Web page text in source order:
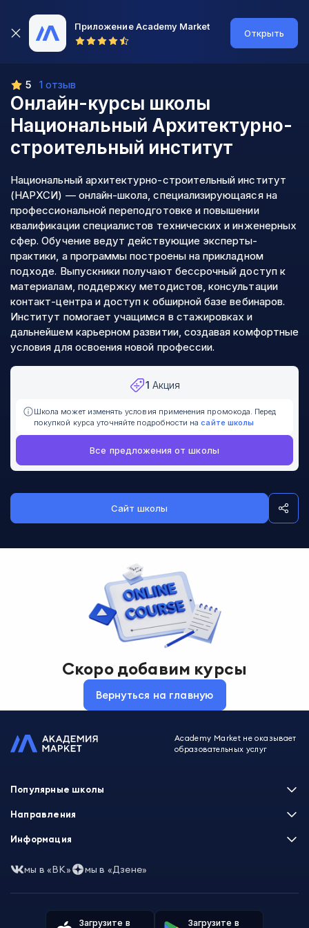
Приложение Academy Market
Открыть
Онлайн-курсы школы
Национальный Архитектурно-
строительный институт
5 1 отзыв
Национальный архитектурно-строительный институт
(НАРХСИ) — онлайн-школа, специализирующаяся на
профессиональной переподготовке и повышении
квалификации специалистов технических и инженерных
сфер. Обучение ведут действующие эксперты-
практики, а программы построены на прикладном
подходе. Выпускники получают бессрочный доступ к
материалам, поддержку методистов, консультации
контакт-центра и доступ к обширной базе вебинаров.
Институт помогает учащимся в стажировках и
дальнейшем карьерном развитии, создавая комфортные
условия для освоения новой профессии.
1 Акция
Школа может изменять условия применения промокода. Перед
покупкой курса уточняйте подробности на сайте школы
Все предложения от школы
Сайт школы
Скоро добавим курсы
Вернуться на главную
Academy Market не оказывает
образовательных услуг
Загрузите в Загрузите в
Популярные школы
Skillbox
XYZ School
Skillfactory
Talentsy
ProductStar
Направления
Программирование
Маркетинг
Аналитика
Другие профессии
Информация
Часто задаваемые вопросы
Пользовательское соглашение
Политика обработки данных
Избранные курсы
мы в «ВК» мы в «Дзене»